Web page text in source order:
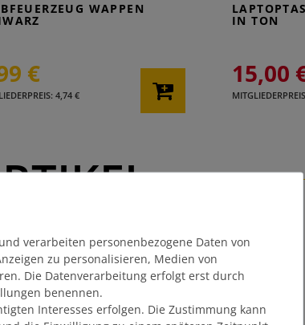
WAPPEN
€
4,74 €
IN TON
15,00
verarbeiten personenbezogene Daten von
zu personalisieren, Medien von
Die Datenverarbeitung erfolgt erst durch
benennen.
Interesses erfolgen. Die Zustimmung kann